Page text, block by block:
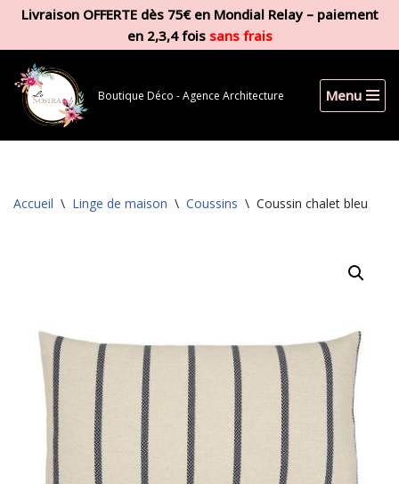
Aller
au
contenu
Livraison OFFERTE dès 75€ en Mondial Relay – paiement
en 2,3,4 fois sans frais
Boutique Déco - Agence Architecture Menu
Accueil \ Linge de maison \ Coussins \ Coussin chalet bleu